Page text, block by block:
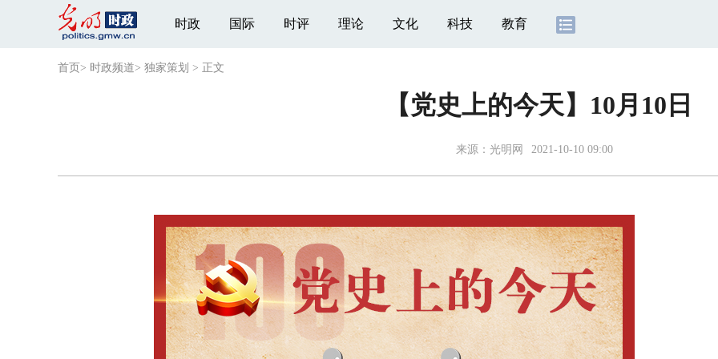
时政 国际 时评 理论 文化 科技 教育
首页 > 时政频道> 独家策划 > 正文
【党史上的今天】10月10日
来源： 光明网 2021-10-10 09:00